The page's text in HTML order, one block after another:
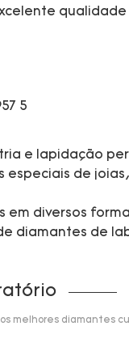
qualidade
e lapidação
especiais de
diversos
diamantes de
melhores diamantes